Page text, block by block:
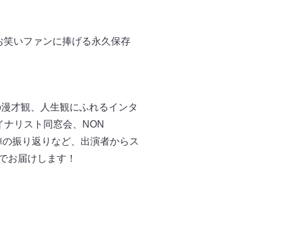
いファンに捧げる永久保存
才観、人生観にふれるインタ
リスト同窓会、NON
振り返りなど、出演者からス
お届けします！